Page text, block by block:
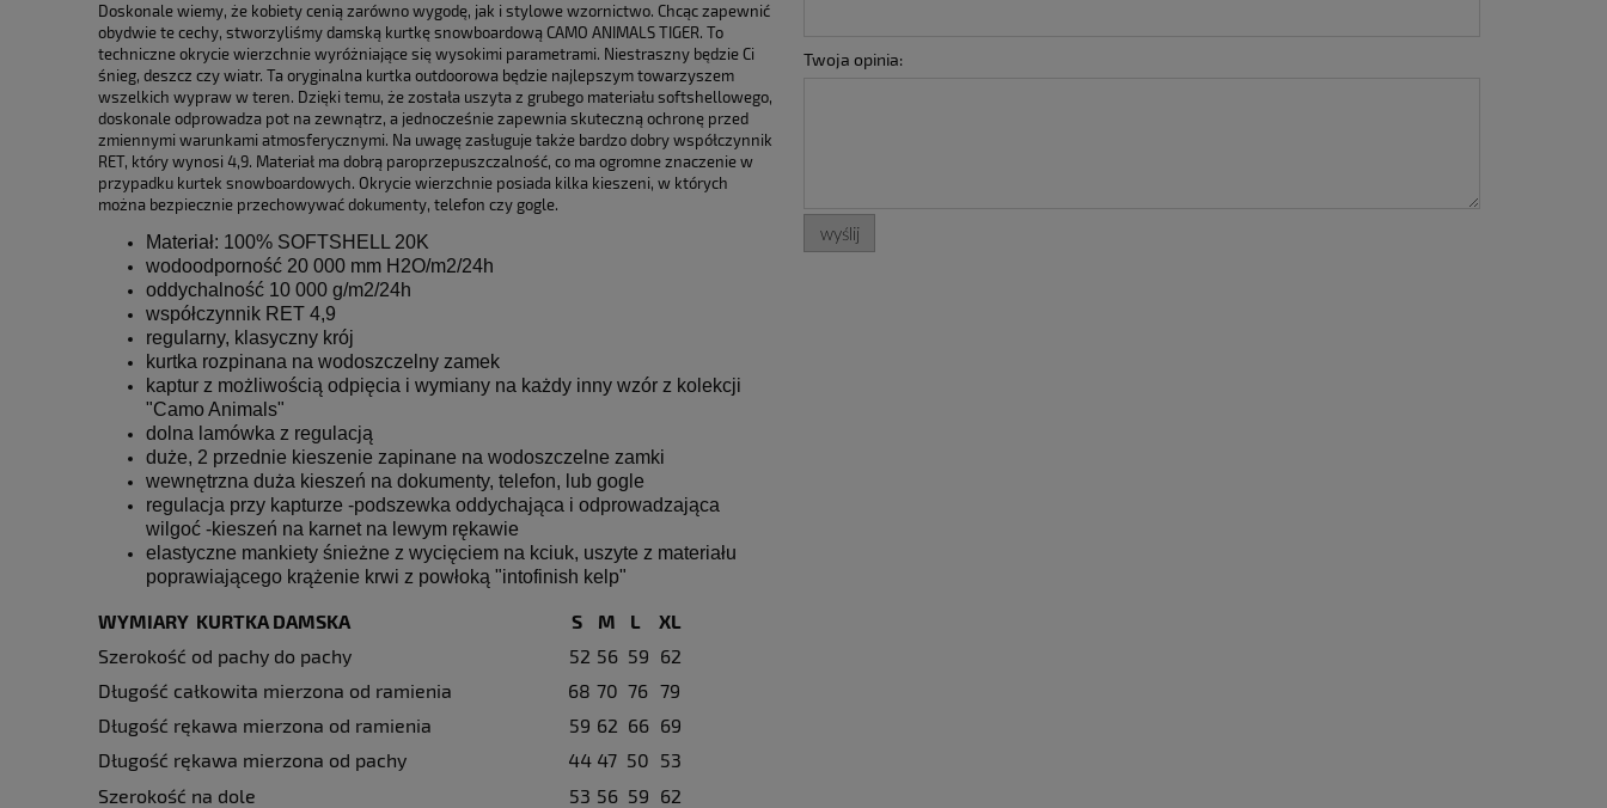
Doskonale wiemy, że kobiety cenią zarówno wygodę, jak i stylowe wzornictwo. Chcąc zapewnić
obydwie te cechy, stworzyliśmy damską kurtkę snowboardową CAMO ANIMALS TIGER. To
techniczne okrycie wierzchnie wyróżniające się wysokimi parametrami. Niestraszny będzie Ci
śnieg, deszcz czy wiatr. Ta oryginalna kurtka outdoorowa będzie najlepszym towarzyszem
wszelkich wypraw w teren. Dzięki temu, że została uszyta z grubego materiału softshellowego,
doskonale odprowadza pot na zewnątrz, a jednocześnie zapewnia skuteczną ochronę przed
zmiennymi warunkami atmosferycznymi. Na uwagę zasługuje także bardzo dobry współczynnik
RET, który wynosi 4,9. Materiał ma dobrą paroprzepuszczalność, co ma ogromne znaczenie w
przypadku kurtek snowboardowych. Okrycie wierzchnie posiada kilka kieszeni, w których
można bezpiecznie przechowywać dokumenty, telefon czy gogle.
Materiał: 100% SOFTSHELL 20K
wodoodporność 20 000 mm H2O/m2/24h
oddychalność 10 000 g/m2/24h
współczynnik RET 4,9
regularny, klasyczny krój
kurtka rozpinana na wodoszczelny zamek
kaptur z możliwością odpięcia i wymiany na każdy inny wzór z kolekcji
"Camo Animals"
dolna lamówka z regulacją
duże, 2 przednie kieszenie zapinane na wodoszczelne zamki
wewnętrzna duża kieszeń na dokumenty, telefon, lub gogle
regulacja przy kapturze -podszewka oddychająca i odprowadzająca
wilgoć -kieszeń na karnet na lewym rękawie
elastyczne mankiety śnieżne z wycięciem na kciuk, uszyte z materiału
poprawiającego krążenie krwi z powłoką "intofinish kelp"
WYMIARY KURTKA DAMSKA S M L
XL
Szerokość od pachy do pachy
52 56 59 62
Długość całkowita mierzona od ramienia
68 70 76 79
Długość rękawa mierzona od ramienia
59 62 66 69
Długość rękawa mierzona od pachy
44 47 50 53
Szerokość na dole
53 56 59 62
Twoja opinia:
wyślij